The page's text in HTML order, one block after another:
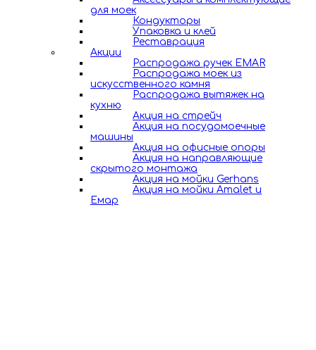
для моек
Кондукторы
Упаковка и клей
Реставрация
Акции
Распродажа ручек EMAR
Распродажа моек из
искусственного камня
Распродажа вытяжек на
кухню
Акция на стрейч
Акция на посудомоечные
машины
Акция на офисные опоры
Акция на направляющие
скрытого монтажа
Акция на мойки Gerhans
Акция на мойки Amalet и
Емар